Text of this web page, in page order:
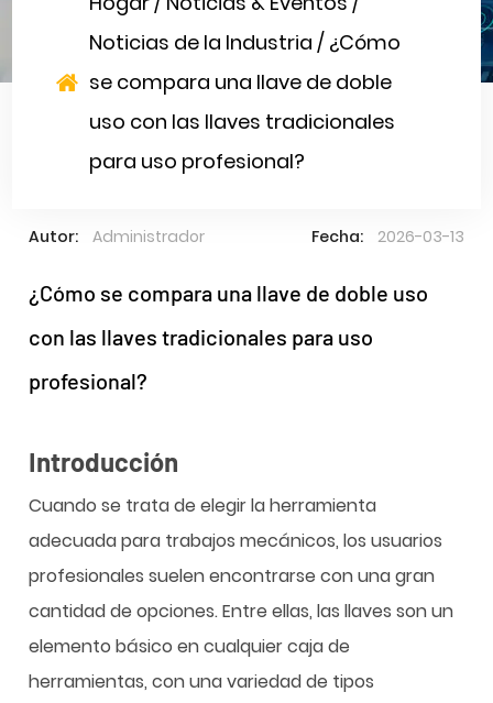
Noticias de la Industria / ¿Cómo
se compara una llave de doble
uso con las llaves tradicionales
para uso profesional?
Autor: Administrador Fecha: 2026-03-13
¿Cómo se compara una llave de doble uso
con las llaves tradicionales para uso
profesional?
Introducción
Cuando se trata de elegir la herramienta
adecuada para trabajos mecánicos, los usuarios
profesionales suelen encontrarse con una gran
cantidad de opciones. Entre ellas, las llaves son un
elemento básico en cualquier caja de
herramientas, con una variedad de tipos